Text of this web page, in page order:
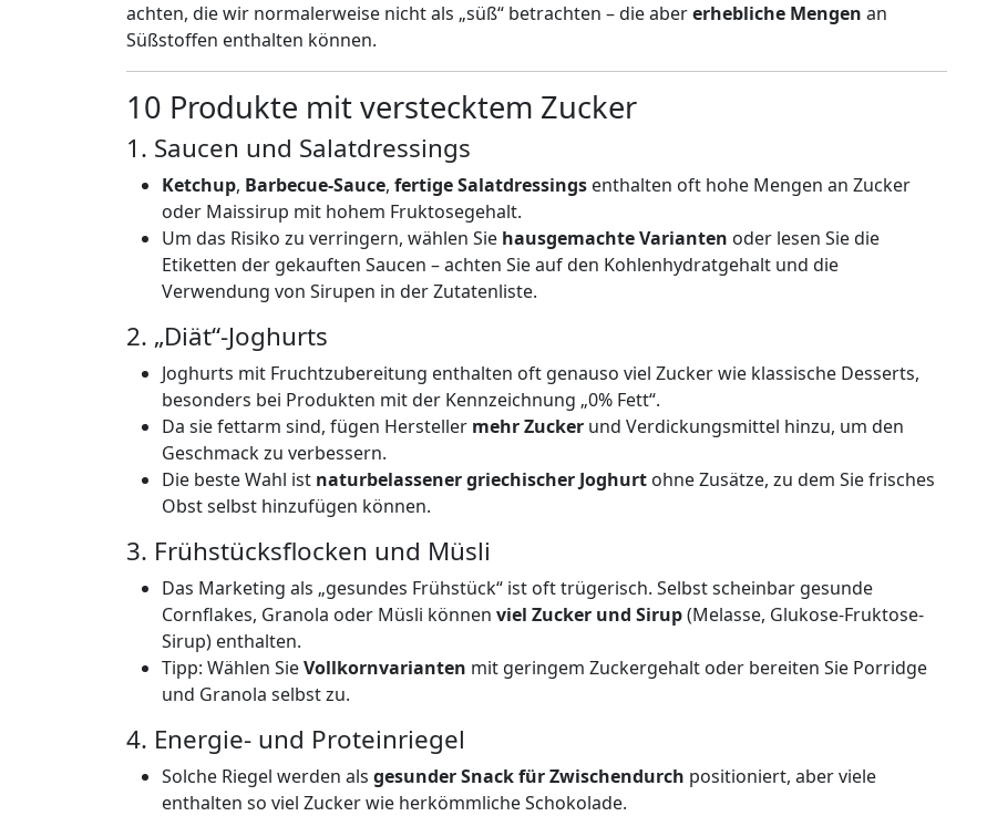
achten, die wir normalerweise nicht als „süß“ betrachten – die abererhebliche Mengen an
Süßstoffen enthalten können.
10 Produkte mit verstecktem Zucker
1. Saucen und Salatdressings
Ketchup, Barbecue-Sauce, fertige Salatdressings enthalten oft hohe Mengen an Zucker
oder Maissirup mit hohem Fruktosegehalt.
Um das Risiko zu verringern, wählen Sie hausgemachte Varianten oder lesen Sie die
Etiketten der gekauften Saucen – achten Sie auf den Kohlenhydratgehalt und die
Verwendung von Sirupen in der Zutatenliste.
2. „Diät“-Joghurts
Joghurts mit Fruchtzubereitung enthalten oft genauso viel Zucker wie klassische Desserts,
besonders bei Produkten mit der Kennzeichnung „0% Fett“.
Da sie fettarm sind, fügen Hersteller mehr Zucker und Verdickungsmittel hinzu, um den
Geschmack zu verbessern.
Die beste Wahl ist naturbelassener griechischer Joghurt ohne Zusätze, zu dem Sie frisches
Obst selbst hinzufügen können.
3. Frühstücksflocken und Müsli
Das Marketing als „gesundes Frühstück“ ist oft trügerisch. Selbst scheinbar gesunde
Cornflakes, Granola oder Müsli können viel Zucker und Sirup(Melasse, Glukose-Fruktose-
Sirup) enthalten.
Tipp: Wählen SieVollkornvarianten mit geringem Zuckergehalt oder bereiten Sie Porridge
und Granola selbst zu.
4. Energie- und Proteinriegel
Solche Riegel werden als gesunder Snack für Zwischendurch positioniert, aber viele
enthalten so viel Zucker wie herkömmliche Schokolade.